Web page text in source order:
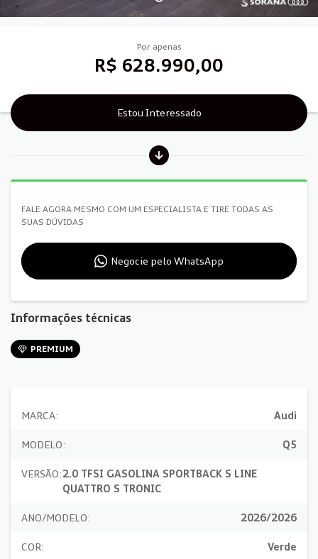
Por apenas
R$ 628.990,00
Estou Interessado
FALE AGORA MESMO COM UM ESPECIALISTA E TIRE TODAS AS
SUAS DÚVIDAS
Negocie pelo WhatsApp
Informações técnicas
PREMIUM
MARCA: Audi
MODELO: Q5
VERSÃO:2.0 TFSI GASOLINA SPORTBACK S LINE
QUATTRO S TRONIC
ANO/MODELO: 2026/2026
COR: Verde